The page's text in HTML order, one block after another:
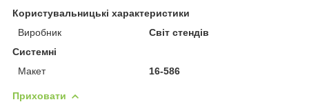
Користувальницькі характеристики
Виробник
Світ стендів
Системні
Макет
16-586
Приховати